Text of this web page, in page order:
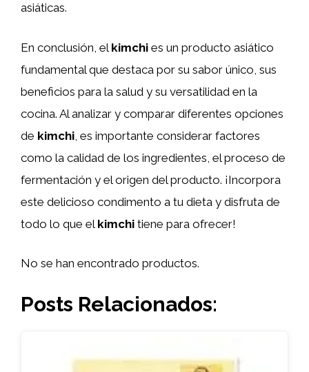
asiáticas.
En conclusión, el kimchi es un producto asiático
fundamental que destaca por su sabor único, sus
beneficios para la salud y su versatilidad en la
cocina. Al analizar y comparar diferentes opciones
de kimchi , es importante considerar factores
como la calidad de los ingredientes, el proceso de
fermentación y el origen del producto. ¡Incorpora
este delicioso condimento a tu dieta y disfruta de
todo lo que el kimchi tiene para ofrecer!
No se han encontrado productos.
Posts Relacionados: